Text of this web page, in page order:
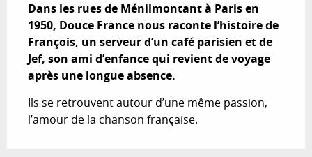
Dans les rues de Ménilmontant à Paris en
1950, Douce France nous raconte l’histoire de
François, un serveur d’un café parisien et de
Jef, son ami d’enfance qui revient de voyage
après une longue absence.
Ils se retrouvent autour d’une même passion,
l’amour de la chanson française.